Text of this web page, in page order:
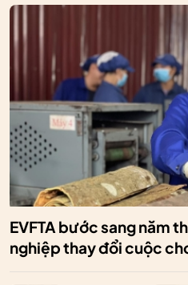
EVFTA bước sang năm
nghiệp thay đổi cuộc